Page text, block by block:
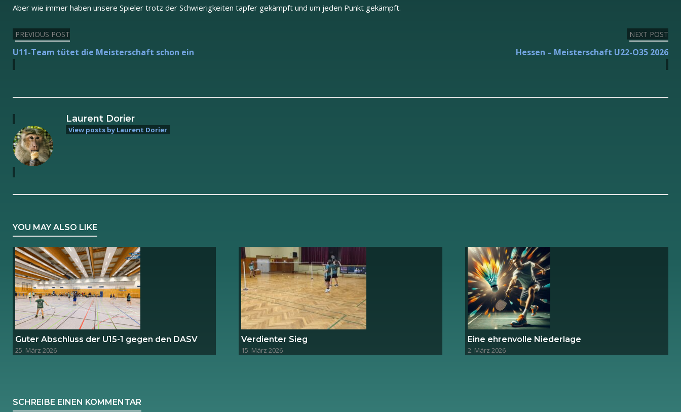
Aber wie immer haben unsere Spieler trotz der Schwierigkeiten tapfer gekämpft und um jeden Punkt gekämpft.
Beitragsnavigation
PREVIOUS POST
U11-Team tütet die Meisterschaft schon ein
NEXT POST
Hessen – Meisterschaft U22-O35 2026
Laurent Dorier
View posts by Laurent Dorier
YOU MAY ALSO LIKE
Guter Abschluss der U15-1 gegen den DASV
25. März 2026
Verdienter Sieg
15. März 2026
Eine ehrenvolle Niederlage
2. März 2026
SCHREIBE EINEN KOMMENTAR